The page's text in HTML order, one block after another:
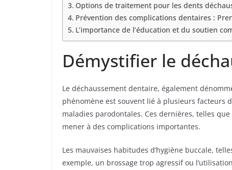
Options de traitement pour les dents
Prévention des complications dentaires :
L’importance de l’éducation et du soutien
Démystifier le
Le déchaussement dentaire, également
phénomène est souvent lié à plusieurs facteurs
maladies parodontales. Ces dernières, telles
mener à des complications importantes.
Les mauvaises habitudes d’hygiène buccale,
exemple, un brossage trop agressif ou